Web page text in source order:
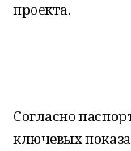
проекта.
Согласно
ключевых